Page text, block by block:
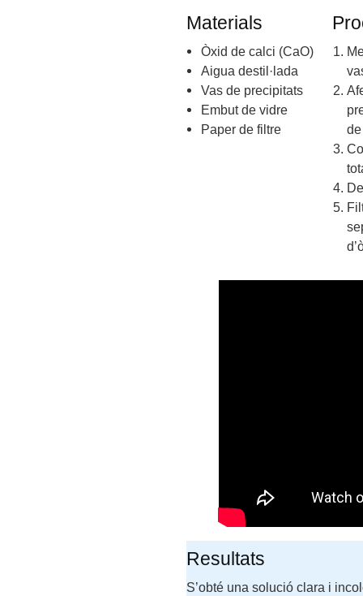
Materials
Òxid de calci (CaO)
Aigua destil·lada
Vas de precipitats
Embut de vidre
Paper de filtre
Resultats
S’obté una solució clara i